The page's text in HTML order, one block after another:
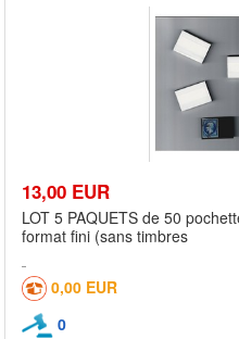
13,00 EUR
LOT 5 PAQUETS de 50
format fini (sans timbres
0,00 EUR
0